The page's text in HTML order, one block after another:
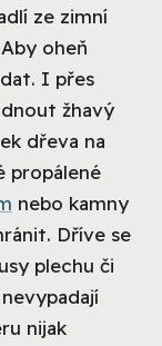
ze zimní
oheň
I přes
žhavý
dřeva na
propálené
nebo kamny
Dříve se
plechu či
nijak